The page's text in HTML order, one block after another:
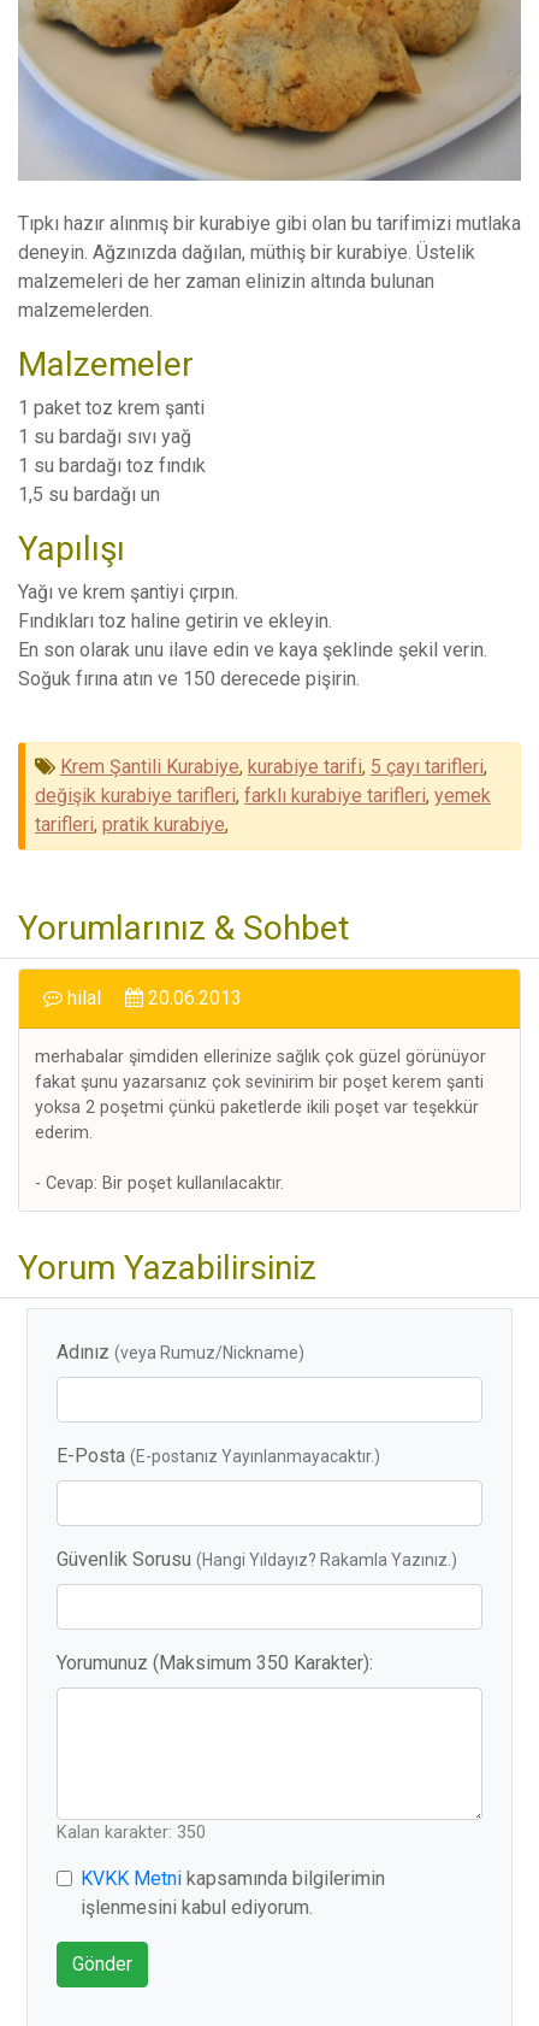
Tıpkı hazır alınmış bir kurabiye gibi olan bu tarifimizi mutlaka
deneyin. Ağzınızda dağılan, müthiş bir kurabiye. Üstelik
malzemeleri de her zaman elinizin altında bulunan
malzemelerden.
Malzemeler
1 paket toz krem şanti
1 su bardağı sıvı yağ
1 su bardağı toz fındık
1,5 su bardağı un
Yapılışı
Yağı ve krem şantiyi çırpın.
Fındıkları toz haline getirin ve ekleyin.
En son olarak unu ilave edin ve kaya şeklinde şekil verin.
Soğuk fırına atın ve 150 derecede pişirin.
Krem Şantili Kurabiye, kurabiye tarifi, 5 çayı tarifleri,
değişik kurabiye tarifleri, farklı kurabiye tarifleri, yemek
tarifleri, pratik kurabiye,
Yorumlarınız & Sohbet
hilal 20.06.2013
merhabalar şimdiden ellerinize sağlık çok güzel görünüyor
fakat şunu yazarsanız çok sevinirim bir poşet kerem şanti
yoksa 2 poşetmi çünkü paketlerde ikili poşet var teşekkür
ederim.
- Cevap: Bir poşet kullanılacaktır.
Yorum Yazabilirsiniz
Adınız(veya Rumuz/Nickname)
E-Posta(E-postanız Yayınlanmayacaktır.)
Güvenlik Sorusu(Hangi Yıldayız? Rakamla Yazınız.)
Yorumunuz (Maksimum 350 Karakter):
Kalan karakter: 350
KVKK Metni kapsamında bilgilerimin
işlenmesini kabul ediyorum.
Gönder